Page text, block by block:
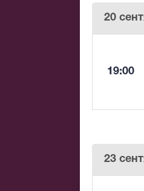
20
19:00
23